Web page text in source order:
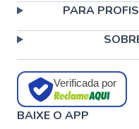
PARA
Verificada por
BAIXE O APP